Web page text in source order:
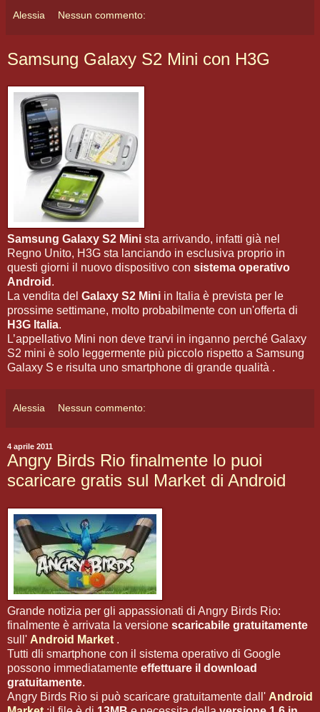
Alessia Nessun commento:
Samsung Galaxy S2 Mini con H3G
Samsung Galaxy S2 Mini sta arrivando, infatti già nel
Regno Unito, H3G sta lanciando in esclusiva proprio in
questi giorni il nuovo dispositivo con sistema operativo
Android .
La vendita del Galaxy S2 Mini in Italia è prevista per le
prossime settimane, molto probabilmente con un'offerta di
H3G Italia.
L’appellativo Mini non deve trarvi in inganno perché Galaxy
S2 mini è solo leggermente più piccolo rispetto a Samsung
Galaxy S e risulta uno smartphone di grande qualità .
Alessia Nessun commento:
4 aprile 2011
Angry Birds Rio finalmente lo puoi
scaricare gratis sul Market di Android
Grande notizia per gli appassionati di Angry Birds Rio:
finalmente è arrivata la versione scaricabile gratuitamente
sull' Android Market .
Tutti dli smartphone con il sistema operativo di Google
possono immediatamente effettuare il download
gratuitamente.
Angry Birds Rio si può scaricare gratuitamente dall' Android